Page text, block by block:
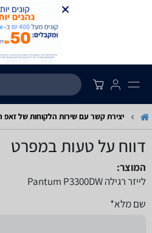
יצירת קשר עם שירות הלקוחות של זאפ
דווח על טעות במפרט
המוצר:
לייזר רגילה Pantum P3300DW
שם מלא*